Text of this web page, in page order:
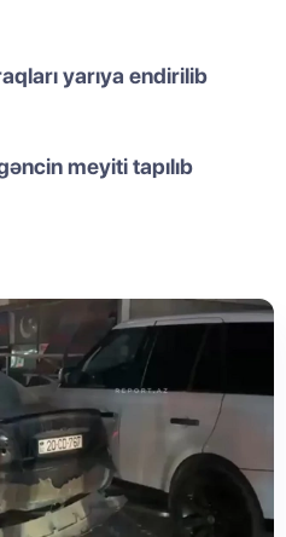
yarıya endirilib
meyiti tapılıb